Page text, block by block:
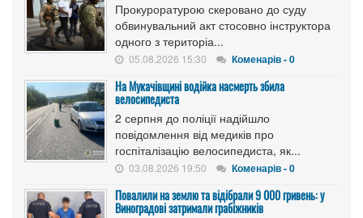
Прокуроратурою скеровано до суду
обвинувальний акт стосовно інструктора
одного з територіа...
05.08.2026 15:30 Коменарів - 0
На Мукачівщині водійка насмерть збила
велосипедиста
2 серпня до поліції надійшло
повідомлення від медиків про
госпіталізацію велосипедиста, як...
03.08.2026 19:50 Коменарів - 0
Повалили на землю та відібрали 9 000 гривень: у
Виноградові затримали грабіжників